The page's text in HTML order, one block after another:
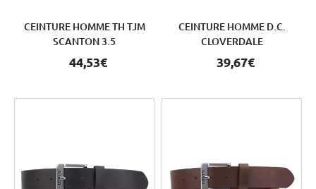
CEINTURE HOMME TH TJM
SCANTON 3.5
44,53€
CEINTURE HOMME D.C.
CLOVERDALE
39,67€